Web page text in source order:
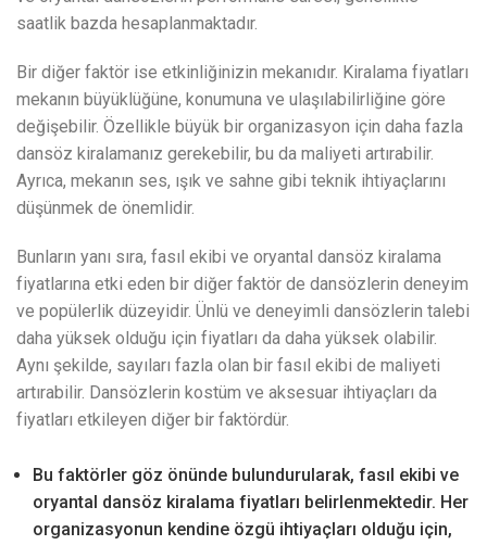
saatlik bazda hesaplanmaktadır.
Bir diğer faktör ise etkinliğinizin mekanıdır. Kiralama fiyatları
mekanın büyüklüğüne, konumuna ve ulaşılabilirliğine göre
değişebilir. Özellikle büyük bir organizasyon için daha fazla
dansöz kiralamanız gerekebilir, bu da maliyeti artırabilir.
Ayrıca, mekanın ses, ışık ve sahne gibi teknik ihtiyaçlarını
düşünmek de önemlidir.
Bunların yanı sıra, fasıl ekibi ve oryantal dansöz kiralama
fiyatlarına etki eden bir diğer faktör de dansözlerin deneyim
ve popülerlik düzeyidir. Ünlü ve deneyimli dansözlerin talebi
daha yüksek olduğu için fiyatları da daha yüksek olabilir.
Aynı şekilde, sayıları fazla olan bir fasıl ekibi de maliyeti
artırabilir. Dansözlerin kostüm ve aksesuar ihtiyaçları da
fiyatları etkileyen diğer bir faktördür.
Bu faktörler göz önünde bulundurularak, fasıl ekibi ve
oryantal dansöz kiralama fiyatları belirlenmektedir. Her
organizasyonun kendine özgü ihtiyaçları olduğu için,